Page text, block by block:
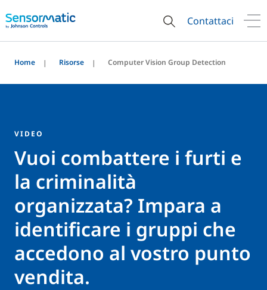
Contattaci
Home Risorse Computer Vision Group Detection
VIDEO
Vuoi combattere i furti e
la criminalità
organizzata? Impara a
identificare i gruppi che
accedono al vostro punto
vendita.